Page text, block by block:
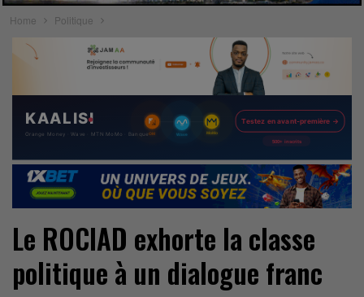
Home Politique
Le ROCIAD exhorte la classe
politique à un dialogue franc